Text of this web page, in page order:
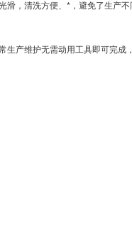
，清洗方便、*，避免了生产不
产维护无需动用工具即可完成